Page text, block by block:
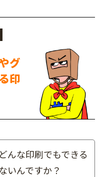
グ
印
んな印刷でもできる
いんですか？